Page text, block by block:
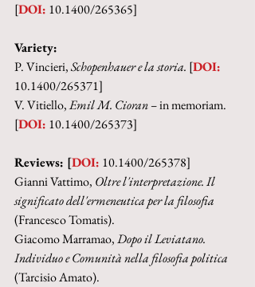
[DOI: 10.1400/265365]
Variety:
P. Vincieri, Schopenhauer e la storia. [DOI:
10.1400/265371]
V. Vitiello, Emil M. Cioran – in memoriam.
[DOI: 10.1400/265373]
Reviews: [DOI: 10.1400/265378]
Gianni Vattimo, Oltre l'interpretazione. Il
significato dell'ermeneutica per la filosofia
(Francesco Tomatis).
Giacomo Marramao, Dopo il Leviatano.
Individuo e Comunità nella filosofia politica
(Tarcisio Amato).